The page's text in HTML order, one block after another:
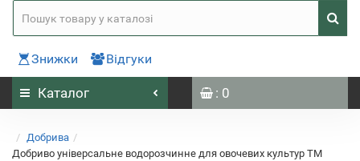
Знижки Відгуки
Каталог : 0
Добрива
Добриво універсальне водорозчинне для овочевих культур ТМ